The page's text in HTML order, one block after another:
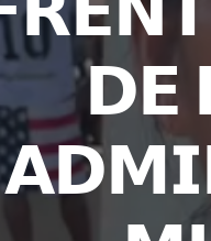
𝗗𝗘